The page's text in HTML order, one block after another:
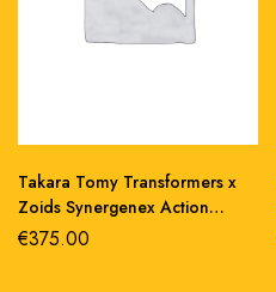
Takara Tomy Transformers x
Zoids Synergenex Action
Figure 1/60 Shield-D-Prime 26
€375.00